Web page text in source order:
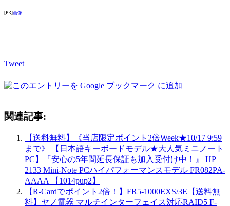
[PR]画像
Tweet
関連記事:
【送料無料】《当店限定ポイント2倍Week★10/17 9:59
まで》 【日本語キーボードモデル★大人気ミニノート
PC】『安心の5年間延長保証も加入受付け中！』 HP
2133 Mini-Note PCハイパフォーマンスモデル FR082PA-
AAAA 【1014pup2】
【R-Cardでポイント2倍！】FR5-1000EXS/3E【送料無
料】ヤノ電器 マルチインターフェイス対応RAID5 F-